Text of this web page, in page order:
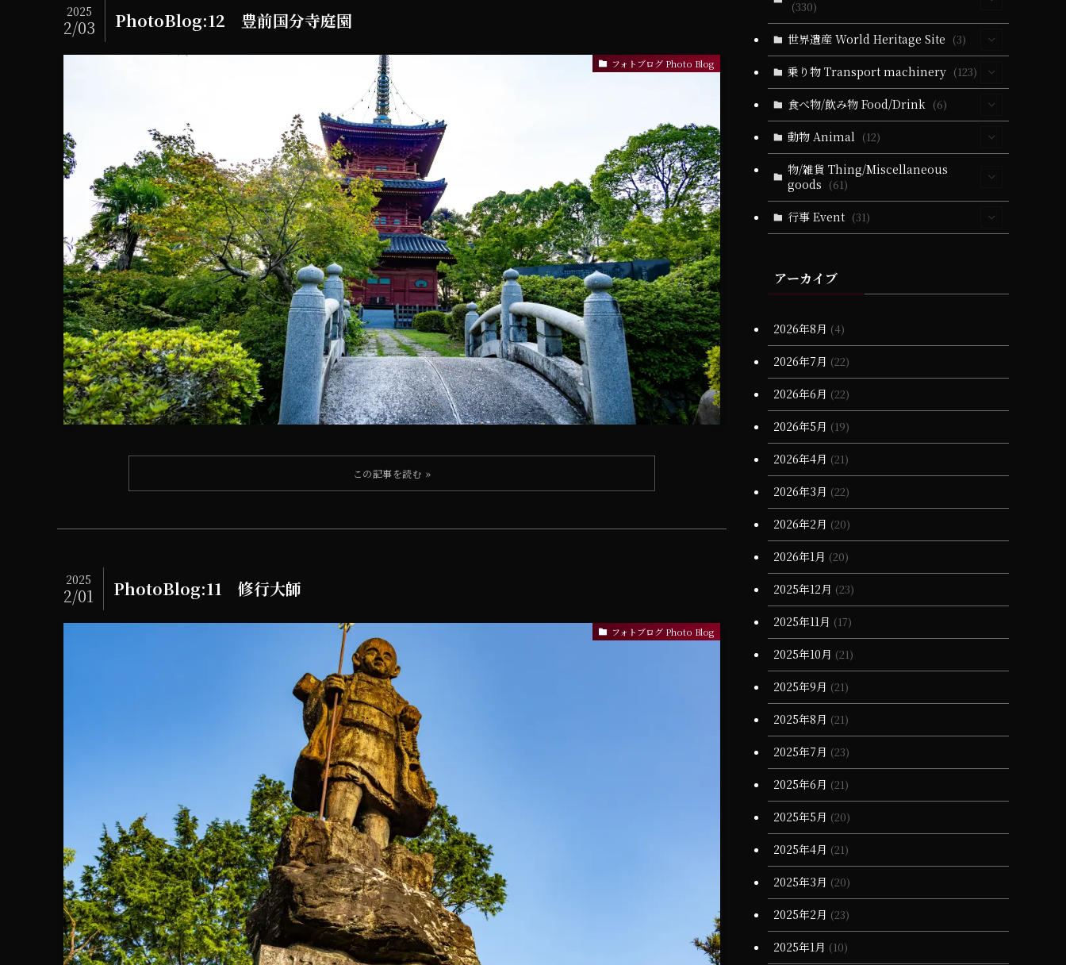
PhotoBlog:12 豊前国分寺庭園
2025
2/03
フォトブログ Photo Blog
PhotoBlog:11 修行大師
2025
2/01
フォトブログ Photo Blog
(14)
(6)
(3)
(9)
(27)
(24)
(5)
(19)
(19)
(1)
(18)
(164)
(32)
(36)
(21)
(5)
(10)
(11)
(4)
(4) (21)
(51)
(51)
(19)
(5)
(4)
(10)
(9)
(60)
(57)
(6)
(11)
(102)
(79)
(65)
(25)
(330)
(93)
(31)
(31)
(20)
(3)
(13)
(68)
(65)
(3)
(4)
(13)
世界遺産 World Heritage Site (3)
(3)
乗り物 Transport machinery (123)
(4)
(1)
(3)
(17)
(9)
(2)
(10)
(83)
(71)
(10)
(3)
(11)
(1)
(1)
(7)
(15)
食べ物/飲み物 Food/Drink (6)
(4)
(3)
(2)
(2)
動物 Animal (12)
(4)
(1)
物/雑貨 Thing/Miscellaneous
goods (61)
(20)
(13)
(12)
(28)
行事 Event (31)
アーカイブ
2026年8月 (4)
2026年7月 (22)
2026年6月 (22)
2026年5月 (19)
2026年4月 (21)
2026年3月 (22)
2026年2月 (20)
2026年1月 (20)
2025年12月 (23)
2025年11月 (17)
2025年10月 (21)
2025年9月 (21)
2025年8月 (21)
2025年7月 (23)
2025年6月 (21)
2025年5月 (20)
2025年4月 (21)
2025年3月 (20)
2025年2月 (23)
2025年1月 (10)